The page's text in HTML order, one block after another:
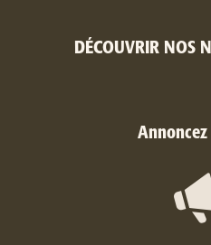
DÉCOUVRIR NOS
Annoncez